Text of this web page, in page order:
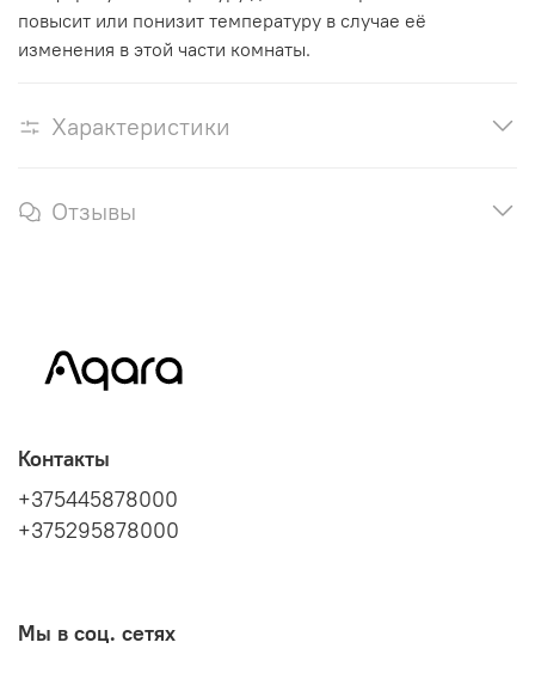
повысит или понизит температуру в случае её
изменения в этой части комнаты.
Характеристики
Отзывы
Контакты
+375445878000
+375295878000
Мы в соц. сетях